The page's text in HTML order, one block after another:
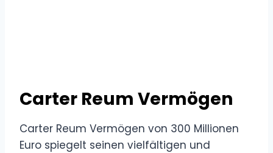
Carter Reum Vermögen
Carter Reum Vermögen von 300 Millionen
Euro spiegelt seinen vielfältigen und